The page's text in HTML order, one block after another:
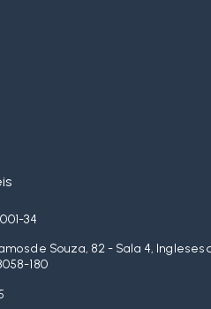
34
de Souza, 82 - Sala 4, Ingleses
180